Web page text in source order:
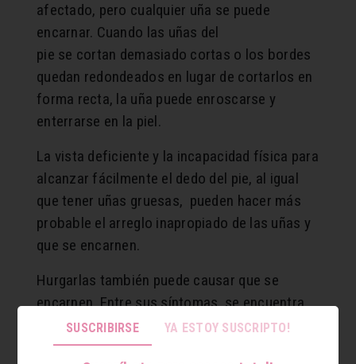
afectado, pero cualquier uña se puede
encarnar. Cuando las uñas del
pie se cortan demasiado cortas o los bordes
quedan redondeados en lugar de cortarlos en
forma recta, la uña puede enroscarse y
enterrarse en la piel.
La vista deficiente y la incapacidad física para
alcanzar fácilmente el dedo del pie, al igual
que tener uñas gruesas, pueden hacer más
probable el arreglo inapropiado de las uñas y
que se encarnen.
Hurgarlas también puede causar que se
encarnen. Entre sus síntomas, se encuentra
dolor, enrojecimiento e hinchazón alrededor
de la uña.
SUSCRIBIRSE YA ESTOY SUSCRIPTO!